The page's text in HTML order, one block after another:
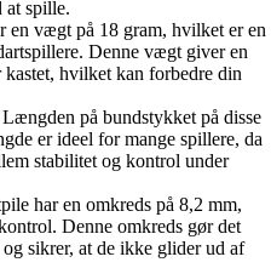
at spille.
en vægt på 18 gram, hvilket er en
Denne vægt giver en
hvilket kan forbedre din
på bundstykket på disse
er ideel for mange spillere, da
stabilitet og kontrol under
har en omkreds på 8,2 mm,
Denne omkreds gør det
sikrer, at de ikke glider ud af